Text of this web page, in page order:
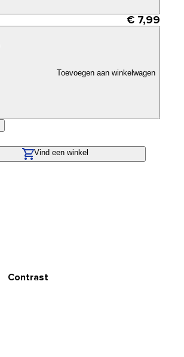
€ 7,99
Toevoegen aan winkelwagen
Vind een winkel
Contrast